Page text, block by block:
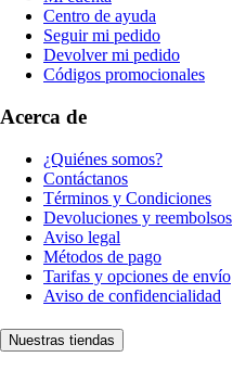
Centro de ayuda
Seguir mi pedido
Devolver mi pedido
Códigos promocionales
Acerca de
¿Quiénes somos?
Contáctanos
Términos y Condiciones
Devoluciones y reembolsos
Aviso legal
Métodos de pago
Tarifas y opciones de envío
Aviso de confidencialidad
Nuestras tiendas